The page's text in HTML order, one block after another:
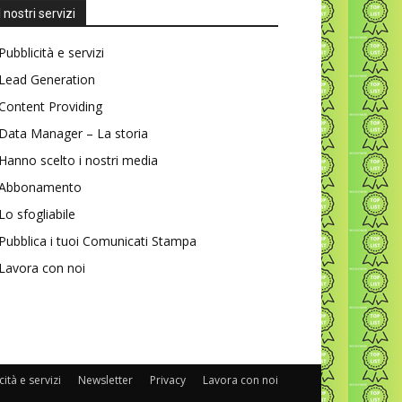
I nostri servizi
Pubblicità e servizi
Lead Generation
Providing
Data Manager – La storia
Hanno scelto i nostri media
Lo sfogliabile
Pubblica i tuoi Comunicati Stampa
Lavora con noi
e servizi Newsletter Privacy Lavora con noi